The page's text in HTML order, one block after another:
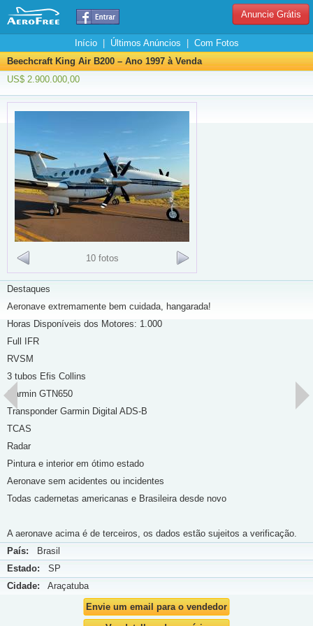
Anuncie Grátis
Início| Últimos Anúncios
Com Fotos
Beechcraft King Air B200 – Ano 1997 à Venda
US$ 2.900.000,00
10 fotos
Destaques
Aeronave extremamente bem cuidada, hangarada!
Horas Disponíveis dos Motores: ⁠1.000
Full IFR
RVSM
3 tubos Efis Collins
⁠Garmin GTN650
Transponder Garmin Digital ADS-B
⁠TCAS
Radar
⁠Pintura e interior em ótimo estado
Aeronave sem acidentes ou incidentes
Todas cadernetas americanas e Brasileira desde novo
A aeronave acima é de terceiros, os dados estão sujeitos a verificação.
País: Brasil
Estado: SP
Cidade: Araçatuba
Envie um email para o vendedor